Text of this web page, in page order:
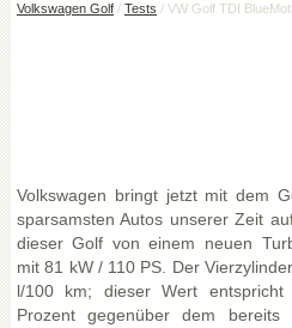
Volkswagen Golf/ Tests / VW Golf TDI
Volkswagen bringt jetzt mit dem
sparsamsten Autos unserer Zeit
dieser Golf von einem neuen
mit 81 kW / 110 PS. Der
l/100 km; dieser Wert
Prozent gegenüber dem bereits